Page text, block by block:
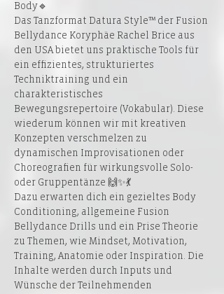
Body🔹
Das Tanzformat Datura Style™ der Fusion
Bellydance Koryphäe Rachel Brice aus
den USA bietet uns praktische Tools für
ein effizientes, strukturiertes
Techniktraining und ein
charakteristisches
Bewegungsrepertoire (Vokabular). Diese
wiederum können wir mit kreativen
Konzepten verschmelzen zu
dynamischen Improvisationen oder
Choreografien für wirkungsvolle Solo-
oder Gruppentänze 🙌✨💃
Dazu erwarten dich ein gezieltes Body
Conditioning, allgemeine Fusion
Bellydance Drills und ein Prise Theorie
zu Themen, wie Mindset, Motivation,
Training, Anatomie oder Inspiration. Die
Inhalte werden durch Inputs und
Wünsche der Teilnehmenden